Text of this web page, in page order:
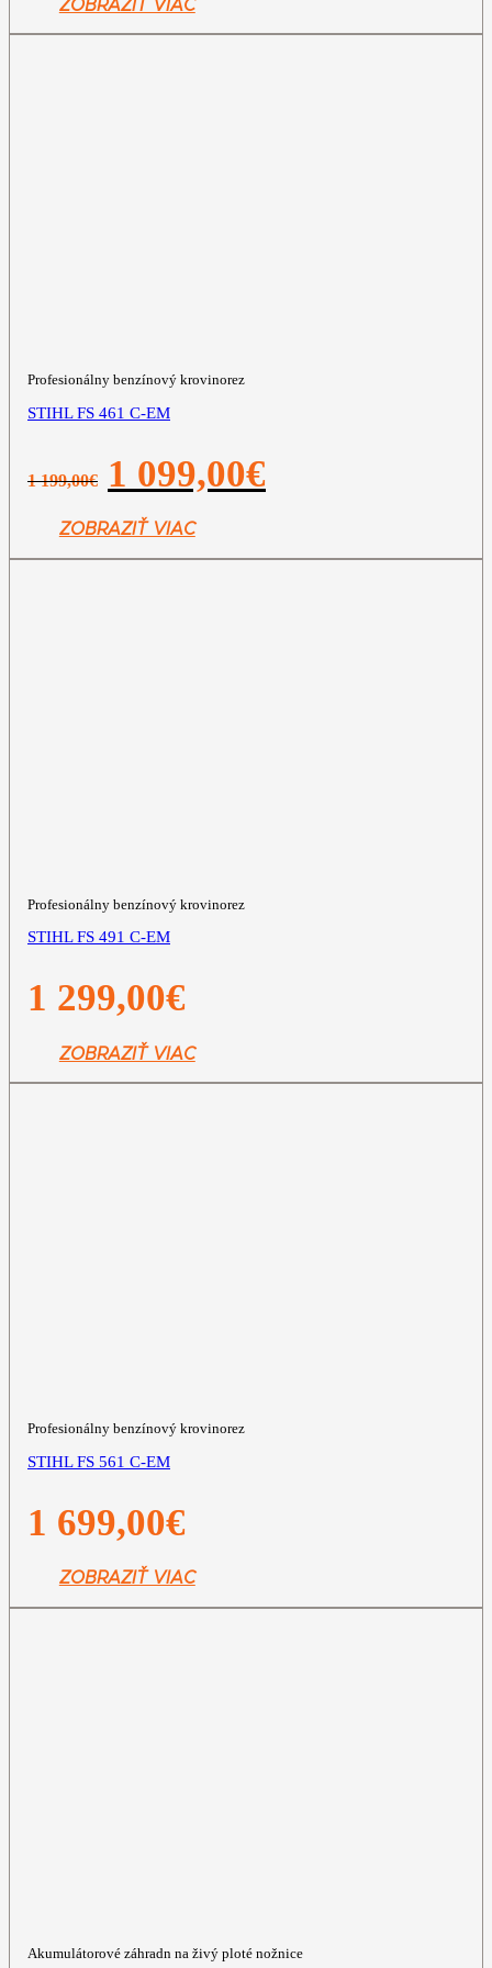
ZOBRAZIŤ VIAC
Profesionálny benzínový krovinorez
STIHL FS 461 C-EM
1 199,00€
Pôvodná
cena
1
199,00€.
1 099,00€
ZOBRAZIŤ VIAC
Profesionálny benzínový krovinorez
STIHL FS 491 C-EM
1 299,00€
ZOBRAZIŤ VIAC
Profesionálny benzínový krovinorez
STIHL FS 561 C-EM
1 699,00€
ZOBRAZIŤ VIAC
Akumulátorové záhradn na živý ploté nožnice